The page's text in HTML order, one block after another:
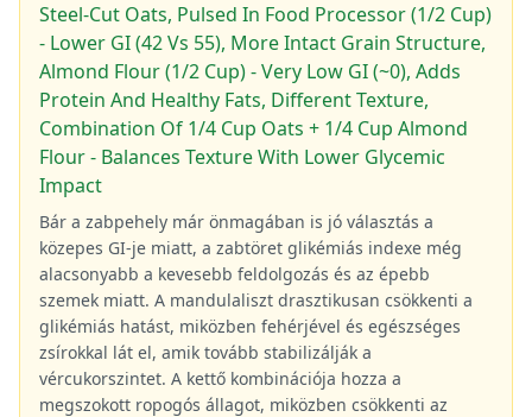
Steel-Cut Oats, Pulsed In Food Processor (1/2 Cup)
- Lower GI (42 Vs 55), More Intact Grain Structure,
Almond Flour (1/2 Cup) - Very Low GI (~0), Adds
Protein And Healthy Fats, Different Texture,
Combination Of 1/4 Cup Oats + 1/4 Cup Almond
Flour - Balances Texture With Lower Glycemic
Impact
Bár a zabpehely már önmagában is jó választás a
közepes GI-je miatt, a zabtöret glikémiás indexe még
alacsonyabb a kevesebb feldolgozás és az épebb
szemek miatt. A mandulaliszt drasztikusan csökkenti a
glikémiás hatást, miközben fehérjével és egészséges
zsírokkal lát el, amik tovább stabilizálják a
vércukorszintet. A kettő kombinációja hozza a
megszokott ropogós állagot, miközben csökkenti az